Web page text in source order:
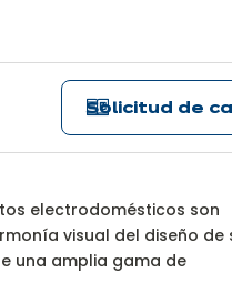
Solicitud de
electrodomésticos son
visual del diseño de
una amplia gama de